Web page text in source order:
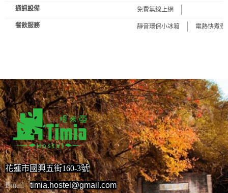
通訊設備 免費無線上網
餐飲服務 靜音環保小冰箱 電熱快煮壺
花蓮市國興五街160-3號
Email：timia.hostel@gmail.com